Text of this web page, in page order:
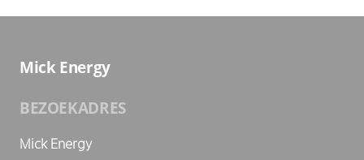
Mick Energy
BEZOEKADRES
Mick Energy